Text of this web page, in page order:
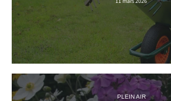
PLEIN AIR